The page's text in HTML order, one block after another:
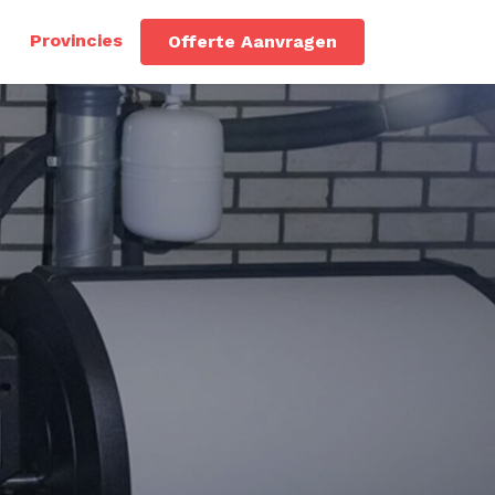
Provincies Offerte Aanvragen